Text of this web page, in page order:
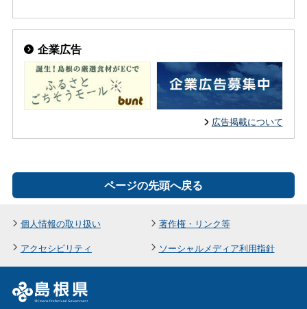
企業広告
広告掲載について
ページの先頭へ戻る
個人情報の取り扱い
著作権・リンク等
アクセシビリティ
ソーシャルメディア利用指針